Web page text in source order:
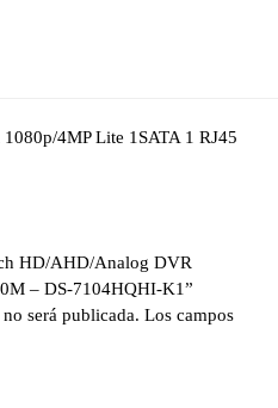
4MP Lite 1SATA 1 RJ45
HD/AHD/Analog DVR
– DS-7104HQHI-K1”
será publicada. Los campos